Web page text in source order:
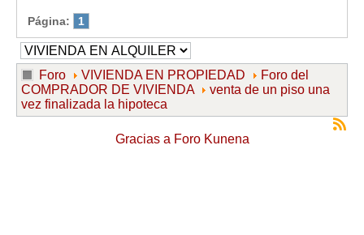
Página: 1
Foro VIVIENDA EN PROPIEDAD
Foro del
COMPRADOR DE VIVIENDA
venta de un piso una
vez finalizada la hipoteca
Gracias a Foro Kunena